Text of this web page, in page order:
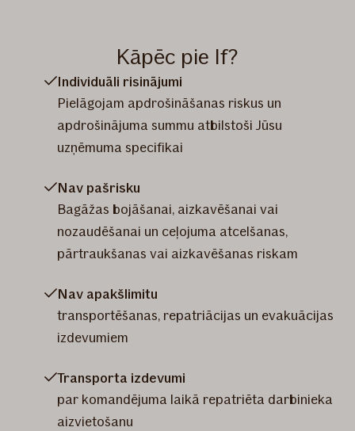
Kāpēc pie If?
Individuāli risinājumi
Pielāgojam apdrošināšanas riskus un
apdrošinājuma summu atbilstoši Jūsu
uzņēmuma specifikai​​
Nav pašrisku
​Bagāžas bojāšanai, aizkavēšanai vai
nozaudēšanai un ceļojuma atcelšanas,
pārtraukšanas vai aizkavēšanas riskam
Nav apakšlimitu
transportēšanas, repatriācijas un evakuācijas
izdevumiem
Transporta izdevumi
par komandējuma laikā repatriēta darbinieka
aizvietošanu